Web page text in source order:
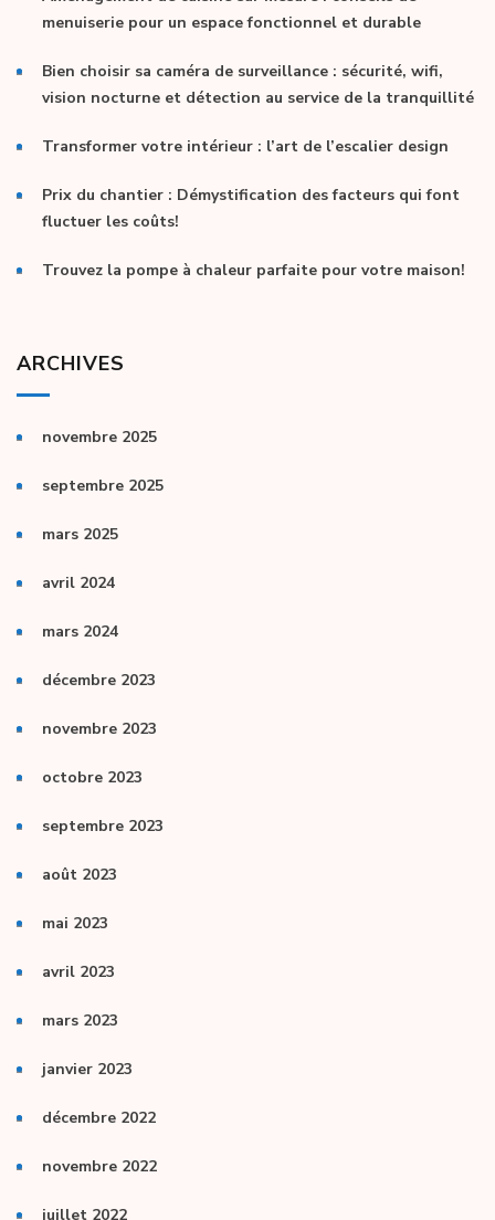
menuiserie pour un espace fonctionnel et durable
Bien choisir sa caméra de surveillance : sécurité, wifi,
vision nocturne et détection au service de la tranquillité
Transformer votre intérieur : l’art de l’escalier design
Prix du chantier : Démystification des facteurs qui font
fluctuer les coûts!
Trouvez la pompe à chaleur parfaite pour votre maison!
ARCHIVES
novembre 2025
septembre 2025
mars 2025
avril 2024
mars 2024
décembre 2023
novembre 2023
octobre 2023
septembre 2023
août 2023
mai 2023
avril 2023
mars 2023
janvier 2023
décembre 2022
novembre 2022
juillet 2022